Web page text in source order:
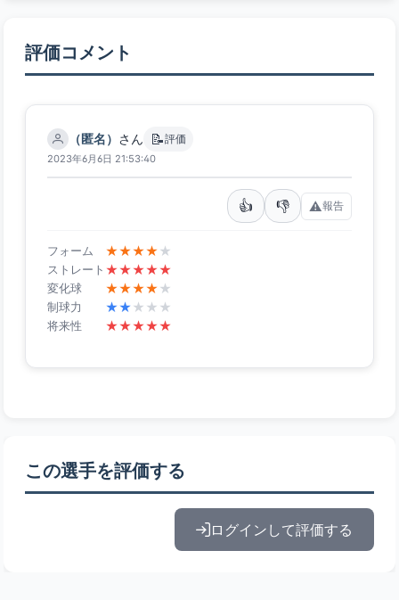
評価コメント
（匿名） さん 📝評価
2023年6月6日 21:53:40
👍 👎 ⚠️報告
フォーム ★★★★★
ストレート ★★★★★
変化球 ★★★★★
制球力 ★★★ ★ ★
将来性 ★★★★★
この選手を評価する
ログインして評価する